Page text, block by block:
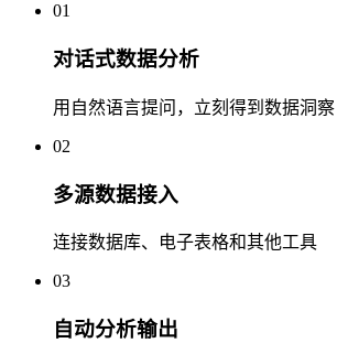
01
对话式数据分析
用自然语言提问，立刻得到数据洞察
02
多源数据接入
连接数据库、电子表格和其他工具
03
自动分析输出